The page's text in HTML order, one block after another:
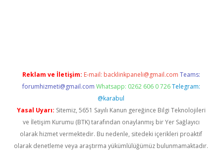
Reklam ve İletişim: E-mail: backlinkpaneli@gmail.com Teams:
forumhizmeti@gmail.com Whatsapp: 0262 606 0 726 Telegram:
@karabul
Yasal Uyarı: Sitemiz, 5651 Sayılı Kanun gereğince Bilgi Teknolojileri
ve İletişim Kurumu (BTK) tarafından onaylanmış bir Yer Sağlayıcı
olarak hizmet vermektedir. Bu nedenle, sitedeki içerikleri proaktif
olarak denetleme veya araştırma yükümlülüğümüz bulunmamaktadır.